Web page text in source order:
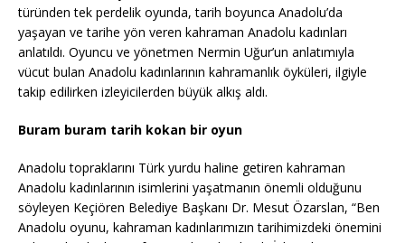
türünden tek perdelik oyunda, tarih boyunca Anadolu’da
yaşayan ve tarihe yön veren kahraman Anadolu kadınları
anlatıldı. Oyuncu ve yönetmen Nermin Uğur’un anlatımıyla
vücut bulan Anadolu kadınlarının kahramanlık öyküleri, ilgiyle
takip edilirken izleyicilerden büyük alkış aldı.
Buram buram tarih kokan bir oyun
Anadolu topraklarını Türk yurdu haline getiren kahraman
Anadolu kadınlarının isimlerini yaşatmanın önemli olduğunu
söyleyen Keçiören Belediye Başkanı Dr. Mesut Özarslan, “Ben
Anadolu oyunu, kahraman kadınlarımızın tarihimizdeki önemini